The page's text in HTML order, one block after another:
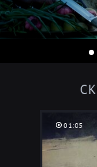
Про армию
Про войну
Про политику
Про природу
01:05